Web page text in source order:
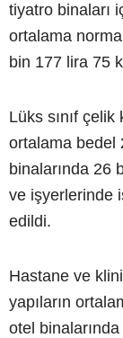
tiyatro binaları
ortalama
bin 177 lira 75
Lüks sınıf
ortalama bedel
binalarında 26
ve işyerlerinde
edildi.
Hastane ve
yapıların
otel